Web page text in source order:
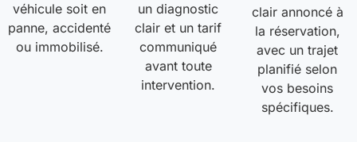
véhicule soit en
panne, accidenté
ou immobilisé.
un diagnostic
clair et un tarif
communiqué
avant toute
intervention.
clair annoncé à
la réservation,
avec un trajet
planifié selon
vos besoins
spécifiques.